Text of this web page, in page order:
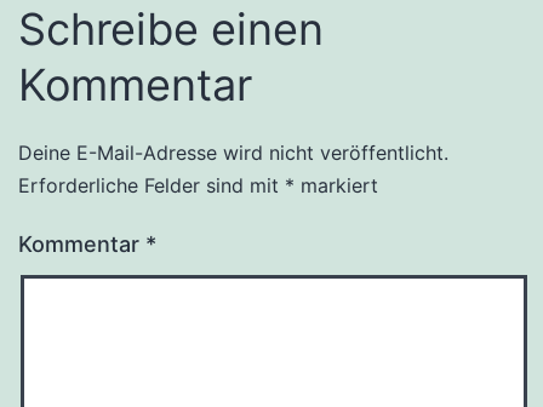
Schreibe einen
Kommentar
Deine E-Mail-Adresse wird nicht veröffentlicht.
Erforderliche Felder sind mit * markiert
Kommentar *